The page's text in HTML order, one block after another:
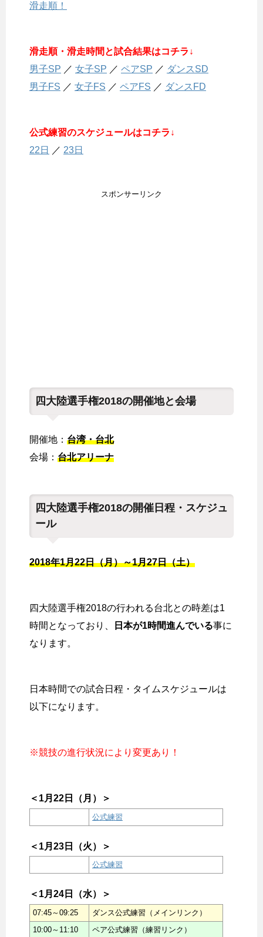
滑走順！
滑走順・滑走時間と試合結果はコチラ↓
男子SP ／ 女子SP ／ ペアSP ／ ダンスSD
男子FS ／ 女子FS ／ ペアFS ／ ダンスFD
公式練習のスケジュールはコチラ↓
22日
／ 23日
スポンサーリンク
四大陸選手権2018の開催地と会場
開催地： 台湾・台北
会場： 台北アリーナ
四大陸選手権2018の開催日程・スケジュ
ール
2018年1月22日（月）～1月27日（土）
四大陸選手権2018の行われる台北との時差は1
時間となっており、
日本が1時間進んでいる事に
なります。
日本時間での試合日程・タイムスケジュールは
以下になります。
※競技の進行状況により変更あり！
＜1月22日（月）＞
公式練習
＜1月23日（火）＞
公式練習
＜1月24日（水）＞
07:45～09:25
ダンス公式練習（メインリンク）
10:00～11:10
ペア公式練習（練習リンク）